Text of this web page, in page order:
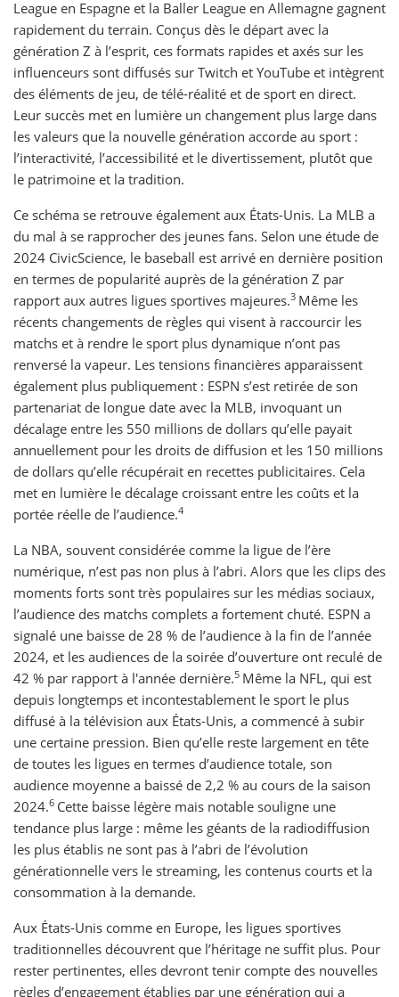
League en Espagne et la Baller League en Allemagne gagnent
rapidement du terrain. Conçus dès le départ avec la
génération Z à l’esprit, ces formats rapides et axés sur les
influenceurs sont diffusés sur Twitch et YouTube et intègrent
des éléments de jeu, de télé-réalité et de sport en direct.
Leur succès met en lumière un changement plus large dans
les valeurs que la nouvelle génération accorde au sport :
l’interactivité, l’accessibilité et le divertissement, plutôt que
le patrimoine et la tradition.
Ce schéma se retrouve également aux États-Unis. La MLB a
du mal à se rapprocher des jeunes fans. Selon une étude de
2024 CivicScience, le baseball est arrivé en dernière position
en termes de popularité auprès de la génération Z par
rapport aux autres ligues sportives majeures.3 Même les
récents changements de règles qui visent à raccourcir les
matchs et à rendre le sport plus dynamique n’ont pas
renversé la vapeur. Les tensions financières apparaissent
également plus publiquement : ESPN s’est retirée de son
partenariat de longue date avec la MLB, invoquant un
décalage entre les 550 millions de dollars qu’elle payait
annuellement pour les droits de diffusion et les 150 millions
de dollars qu’elle récupérait en recettes publicitaires. Cela
met en lumière le décalage croissant entre les coûts et la
portée réelle de l’audience.4
La NBA, souvent considérée comme la ligue de l’ère
numérique, n’est pas non plus à l’abri. Alors que les clips des
moments forts sont très populaires sur les médias sociaux,
l’audience des matchs complets a fortement chuté. ESPN a
signalé une baisse de 28 % de l’audience à la fin de l’année
2024, et les audiences de la soirée d’ouverture ont reculé de
42 % par rapport à l'année dernière.5 Même la NFL, qui est
depuis longtemps et incontestablement le sport le plus
diffusé à la télévision aux États-Unis, a commencé à subir
une certaine pression. Bien qu’elle reste largement en tête
de toutes les ligues en termes d’audience totale, son
audience moyenne a baissé de 2,2 % au cours de la saison
2024.6 Cette baisse légère mais notable souligne une
tendance plus large : même les géants de la radiodiffusion
les plus établis ne sont pas à l’abri de l’évolution
générationnelle vers le streaming, les contenus courts et la
consommation à la demande.
Aux États-Unis comme en Europe, les ligues sportives
traditionnelles découvrent que l’héritage ne suffit plus. Pour
rester pertinentes, elles devront tenir compte des nouvelles
règles d’engagement établies par une génération qui a